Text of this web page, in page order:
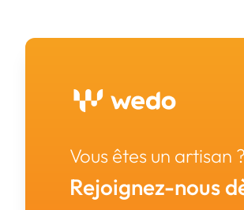
Vous êtes un artisan ?
Rejoignez-nous